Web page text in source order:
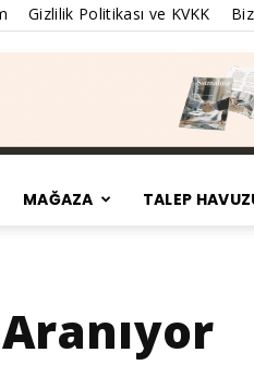
Gizlilik Politikası ve KVKK
MAĞAZA TALEP